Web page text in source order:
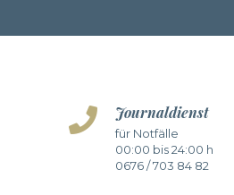
Journaldienst
für Notfälle
00:00 bis 24:00 h
0676 / 703 84 82